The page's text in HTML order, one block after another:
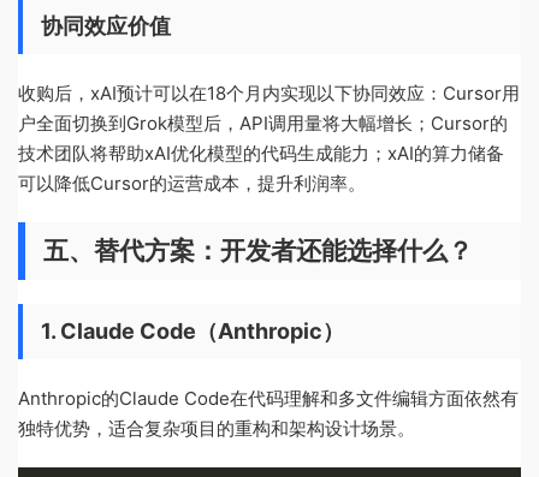
协同效应价值
收购后，xAI预计可以在18个月内实现以下协同效应：Cursor用
户全面切换到Grok模型后，API调用量将大幅增长；Cursor的
技术团队将帮助xAI优化模型的代码生成能力；xAI的算力储备
可以降低Cursor的运营成本，提升利润率。
五、替代方案：开发者还能选择什么？
1. Claude Code（Anthropic）
Anthropic的Claude Code在代码理解和多文件编辑方面依然有
独特优势，适合复杂项目的重构和架构设计场景。